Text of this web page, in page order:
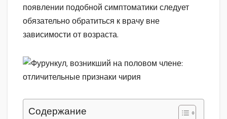
появлении подобной симптоматики следует
обязательно обратиться к врачу вне
зависимости от возраста.
Содержание